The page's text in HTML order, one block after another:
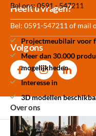
Bel ons: 0591 - 547211
Projectmeubilair voor
Meer dan 30.000
mogelijkheden
Interesse in
betere
3D modellen
Meer dan 30.000
producten op voorraad
Heeft u vragen?
Bel: 0591-547211 of mail
Volg ons
Over ons
Over ons
Klantenservice